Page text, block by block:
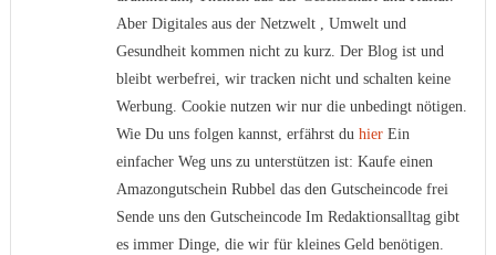
Aber Digitales aus der Netzwelt , Umwelt und
Gesundheit kommen nicht zu kurz. Der Blog ist und
bleibt werbefrei, wir tracken nicht und schalten keine
Werbung. Cookie nutzen wir nur die unbedingt nötigen.
Wie Du uns folgen kannst, erfährst du hierEin
einfacher Weg uns zu unterstützen ist: Kaufe einen
Amazongutschein Rubbel das den Gutscheincode frei
Sende uns den Gutscheincode Im Redaktionsalltag gibt
es immer Dinge, die wir für kleines Geld benötigen.